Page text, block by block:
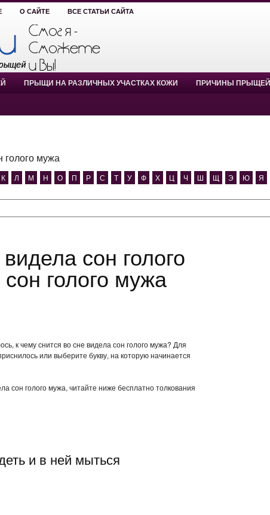
О САЙТЕ ВСЕ СТАТЬИ САЙТА
ПРЫЩИ НА РАЗЛИЧНЫХ УЧАСТКАХ КОЖИ ПРИЧИНЫ ПРЫЩЕЙ
голого мужа
К Л М Н О П Р С Т У Ф Х Ц Ч Ш Щ Э Ю Я
голого мужа
к чему снится во сне видела сон голого мужа? Для
или выберите букву, на которую начинается
сон голого мужа, читайте ниже бесплатно толкования
и в ней мыться